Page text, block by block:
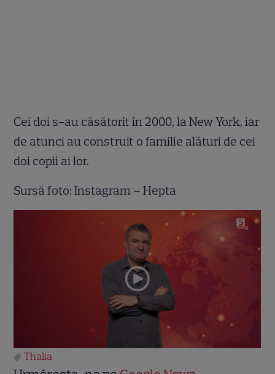
Cei doi s-au căsătorit în 2000, la New York, iar
de atunci au construit o familie alături de cei
doi copii ai lor.
Sursă foto: Instagram – Hepta
Thalia